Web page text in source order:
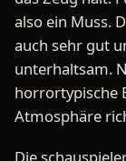
also ein Muss.
auch sehr gut
unterhaltsam.
horrortypische
Atmosphäre
Die